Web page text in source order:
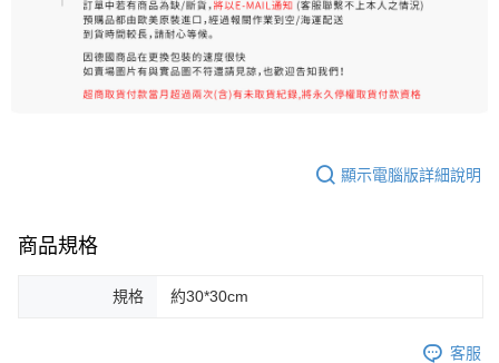
顯示電腦版詳細說明
商品規格
規格 約30*30cm
客服